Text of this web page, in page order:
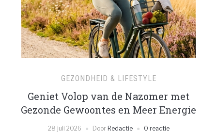
GEZONDHEID & LIFESTYLE
Geniet Volop van de Nazomer met
Gezonde Gewoontes en Meer Energie
28 juli 2026 Door Redactie 0 reactie